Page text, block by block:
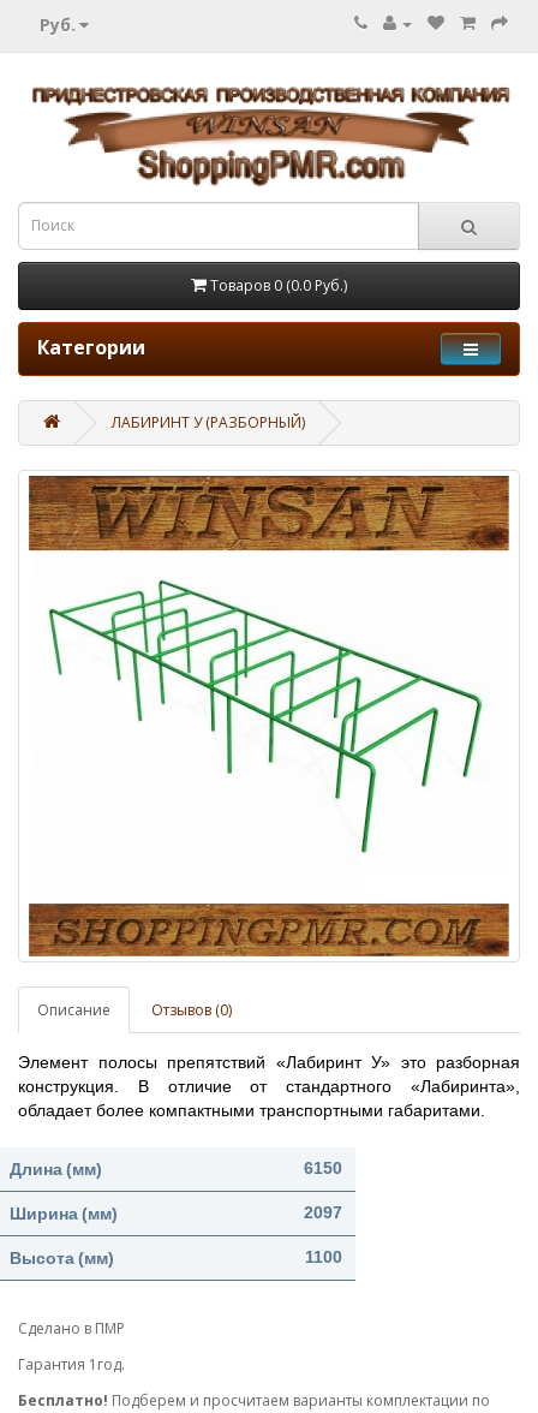
Руб.
Товаров 0 (0.0 Руб.)
Категории
ЛАБИРИНТ У (РАЗБОРНЫЙ)
Описание Отзывов (0)
Элемент полосы препятствий «Лабиринт У» это разборная
конструкция. В отличие от стандартного «Лабиринта»,
обладает более компактными транспортными габаритами.
Длина (мм) 6150
Ширина (мм) 2097
Высота (мм) 1100
Сделано в ПМР
Гарантия 1год.
Бесплатно! Подберем и просчитаем варианты комплектации по